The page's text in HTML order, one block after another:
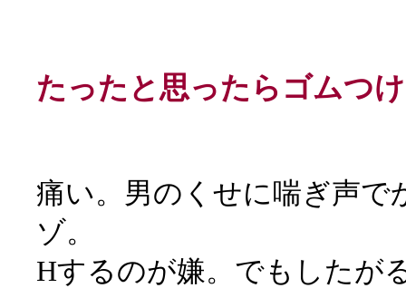
たったと思ったらゴムつ
痛い。男のくせに喘ぎ声
ゾ。
Hするのが嫌。でもしたが